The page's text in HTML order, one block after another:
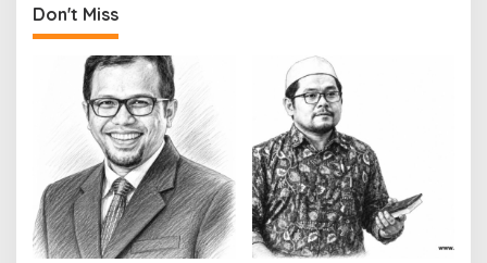
Don't Miss